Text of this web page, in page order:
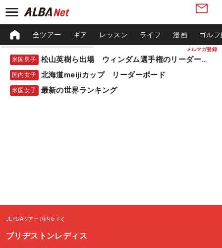
メルマガ登録
全ツアー ギア レッスン ライフ 漫画 ゴル
米国男子 松山英樹ら出場 ウィンダム選手権のリーダーボード
国内女子 北海道meijiカップ リーダーボード
米国女子 最新の世界ランキング
JLPGAツアー 国内女子
ブリヂストンレディス